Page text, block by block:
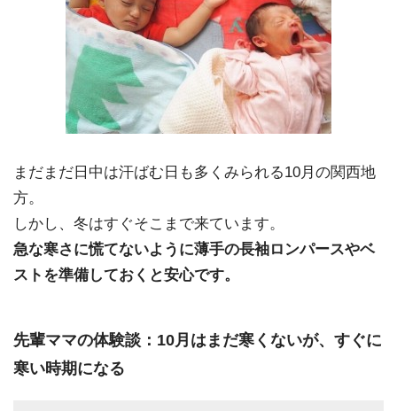
まだまだ日中は汗ばむ日も多くみられる10月の関西地
方。
しかし、冬はすぐそこまで来ています。
急な寒さに慌てないように薄手の長袖ロンパースやベ
ストを準備しておくと安心です。
先輩ママの体験談：10月はまだ寒くないが、すぐに
寒い時期になる